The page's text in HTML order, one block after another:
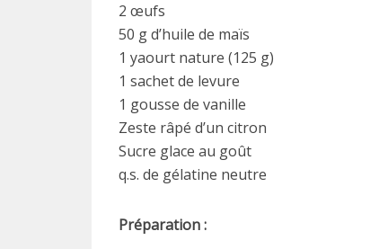
2 œufs
50 g d’huile de maïs
1 yaourt nature (125 g)
1 sachet de levure
1 gousse de vanille
Zeste râpé d’un citron
Sucre glace au goût
q.s. de gélatine neutre
Préparation :